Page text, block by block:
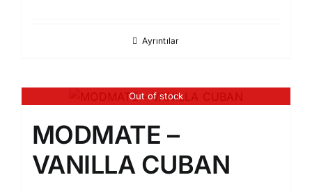
Ayrıntılar
Out of stock
MODMATE –
VANILLA CUBAN